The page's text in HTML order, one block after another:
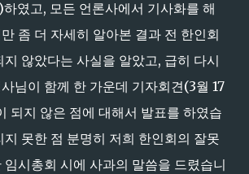
였고, 모든 언론사에서 기사화를 해
좀 더 자세히 알아본 결과 전 한인회
지 않았다는 사실을 알았고, 급히 다시
님이 함께 한 가운데 기자회견(3월 17
되지 않은 점에 대해서 발표를 하였습
지 못한 점 분명히 저희 한인회의 잘못
임시총회 시에 사과의 말씀을 드렸습니